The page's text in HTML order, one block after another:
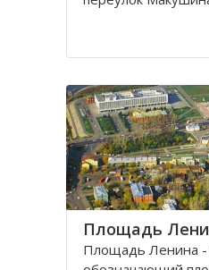
является одной
городе
Площадь
Площадь Ленина -